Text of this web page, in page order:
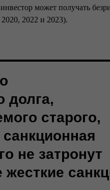
может получать
2022 и 2023).
долга,
старого,
санкционная
не затронут